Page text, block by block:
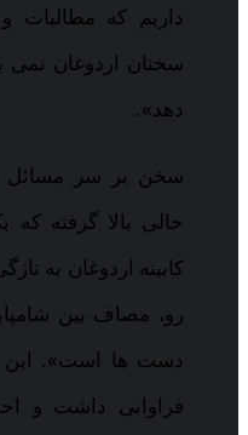
داریم که مطالبات
سخنان اردوغان نمی
دهد».
سخن بر سر مسائل
حالی بالا گرفته که
کابینه اردوغان به
رو، مصاف بین
دست ها است». این
فراوانی داشت و